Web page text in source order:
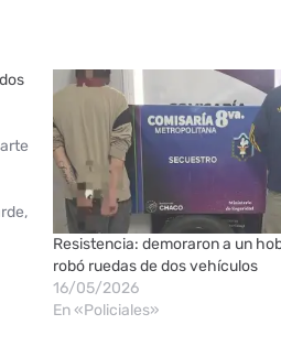
Resistencia: demoraron a un
robó ruedas de dos vehículos
16/05/2026
En «Policiales»